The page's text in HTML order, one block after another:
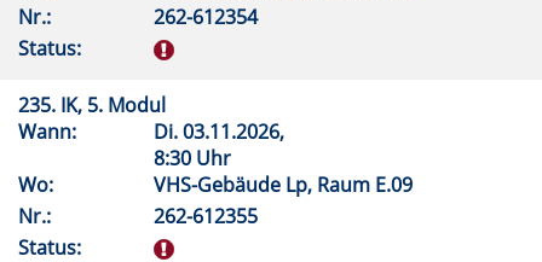
Nr.:
262-612354
Status:
235. IK, 5. Modul
Wann:
Di.03.11.2026,
8:30 Uhr
Wo:
VHS-Gebäude Lp, Raum E.09
Nr.:
262-612355
Status: